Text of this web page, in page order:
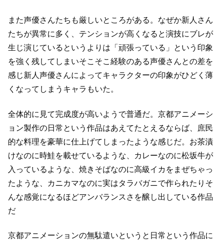
また声優さんたちも厳しいところがある。 なぜか新人さん
たちが異常に多く、テンションが高くなると演技にブレが
生じ演じているというよりは「頑張っている」という印象
を強く残してしまいそこそこ経験のある声優さんとの差を
感じ新人声優さんによってキャラクターの印象がひどく薄
くなってしまうキャラもいた。
全体的に見て完成度が高いようで普通だ。 京都アニメーシ
ョン製作の日常という作品はあえてたとえるならば、庶民
的な料理を豪華に仕上げてしまったような感じだ。 お茶漬
けなのに時鮭を載せているような、カレーなのに松坂牛が
入っているような、 焼きそばなのに高級イカをまぜちゃっ
たような、カニカマなのに実はタラバガニで作られたり そ
んな感覚になるほどアンバランスさを醸し出している作品
だ
京都アニメーションの無駄遣いというと日常という作品に